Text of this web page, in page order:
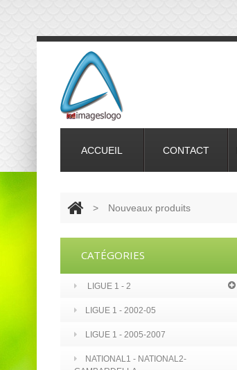
ACCUEIL CONTACT
> Nouveaux produits
CATÉGORIES
LIGUE 1 - 2
LIGUE 1 - 2002-05
LIGUE 1 - 2005-2007
NATIONAL1 - NATIONAL2-